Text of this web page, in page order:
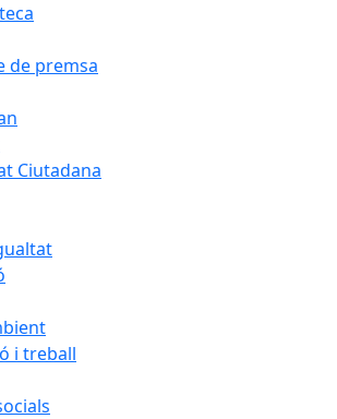
de premsa
Ciutadana
i treball